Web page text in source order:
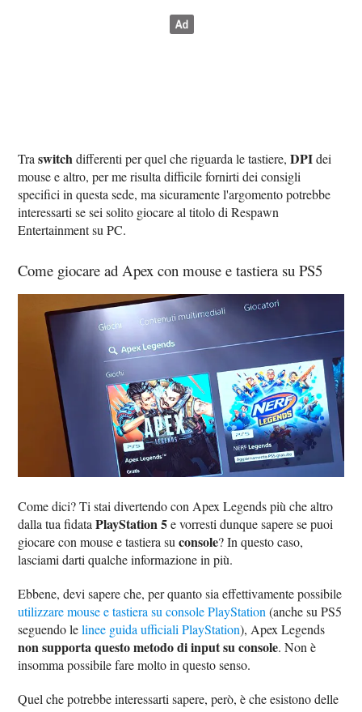
Traswitch differenti per quel che riguarda le tastiere,DPIdei
mouse e altro, per me risulta difficile fornirti dei consigli
specifici in questa sede, ma sicuramente l'argomento potrebbe
interessarti se sei solito giocare al titolo di Respawn
Entertainment su PC.
Come giocare ad Apex con mouse e tastiera su PS5
Come dici? Ti stai divertendo con Apex Legends più che altro
dalla tua fidataPlayStation 5e vorresti dunque sapere se puoi
giocare con mouse e tastiera suconsole? In questo caso,
lasciami darti qualche informazione in più.
Ebbene, devi sapere che, per quanto sia effettivamente possibile
utilizzare mouse e tastiera su console PlayStation (anche su PS5
seguendo lelinee guida ufficiali PlayStation), Apex Legends
non supporta questo metodo di input su console. Non è
insomma possibile fare molto in questo senso.
Quel che potrebbe interessarti sapere, però, è che esistono delle